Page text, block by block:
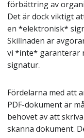
förbättring av
Det är dock viktigt
en *elektronisk*
Skillnaden är
vi *inte* garanterar
signatur.
Fördelarna med att
PDF-dokument är
behovet av att
skanna dokument.